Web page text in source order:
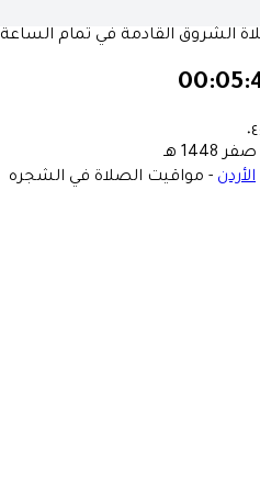
الشروق القادمة في تمام الساعة
الأردن - مواقيت الصلاة في الشجره